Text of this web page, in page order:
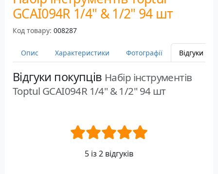
GCAI094R 1/4" & 1/2" 94 шт
Код товару: 008287
Опис Характеристики Фотографії Відгуки
Відгуки покупців Набір інструментів
Toptul GCAI094R 1/4" & 1/2" 94 шт
5 із 2 відгуків